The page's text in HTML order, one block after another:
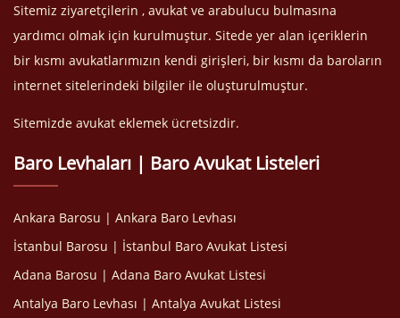
Sitemiz ziyaretçilerin , avukat ve arabulucu bulmasına
yardımcı olmak için kurulmuştur. Sitede yer alan içeriklerin
bir kısmı avukatlarımızın kendi girişleri, bir kısmı da baroların
internet sitelerindeki bilgiler ile oluşturulmuştur.
Sitemizde avukat eklemek ücretsizdir.
Baro Levhaları | Baro Avukat Listeleri
Ankara Barosu | Ankara Baro Levhası
İstanbul Barosu | İstanbul Baro Avukat Listesi
Adana Barosu | Adana Baro Avukat Listesi
Antalya Baro Levhası | Antalya Avukat Listesi